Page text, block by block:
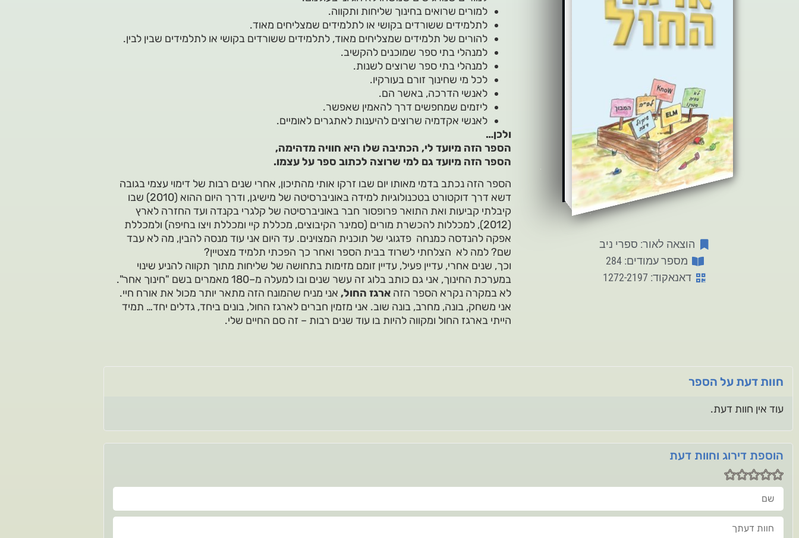
הוצאה לאור: ספרי ניב
מספר עמודים: 284
דאנאקוד: 1272-2197
למורים שרואים בחינוך שליחות ותקווה.
לתלמידים ששורדים בקושי או לתלמידים שמצליחים מאוד.
להורים של תלמידים שמצליחים מאוד, לתלמידים ששורדים בקושי או לתלמידים שבין לבין.
למנהלי בתי ספר שמוכנים להקשיב.
למנהלי בתי ספר שרוצים לשנות.
לכל מי שחינוך זורם בעורקיו.
לאנשי הדרכה, באשר הם.
ליזמים שמחפשים דרך להאמין שאפשר.
לאנשי אקדמיה שרוצים להיענות לאתגרים לאומיים.
ולכן…
הספר הזה מיועד לי, הכתיבה שלו היא חוויה מדהימה,
הספר הזה מיועד גם למי שרוצה לכתוב ספר על עצמו.
הספר הזה נכתב בדמי מאותו יום שבו זרקו אותי מהתיכון, אחרי שנים רבות של דימוי עצמי בגובה
דשא דרך דוקטורט בטכנולוגיות למידה באוניברסיטה של מישיגן, ודרך היום ההוא (2010) שבו
קיבלתי קביעות ואת התואר פרופסור חבר באוניברסיטה של קלגרי בקנדה ועד החזרה לארץ
(2012), למכללות להכשרת מורים (סמינר הקיבוצים, מכללת קיי ומכללת ויצו בחיפה) ולמכללת
אפקה להנדסה כמנחה פדגוגי של תוכנית המצוינים. עד היום אני עוד מנסה להבין, מה לא עבד
שם? למה לא הצלחתי לשרוד בבית הספר ואחר כך הפכתי תלמיד מצטיין?
וכך, שנים אחרי, עדיין פעיל, עדיין זומם מזימות בתחושה של שליחות מתוך תקווה להניע שינוי
במערכת החינוך, אני גם כותב בלוג זה עשר שנים ובו למעלה מ–180 מאמרים בשם "חינוך אחר".
לא במקרה נקרא הספר הזה ארגז החול, אני מניח שהמונח הזה מתאר יותר מכול את אורח חיי.
אני משחק, בונה, מחרב, בונה שוב. אני מזמין חברים לארגז החול, בונים ביחד, גדלים יחד… תמיד
הייתי בארגז החול ומקווה להיות בו עוד שנים רבות – זה סם החיים שלי.
חוות דעת על הספר
עוד אין חוות דעת.
הוספת דירוג וחוות דעת
שם
חוות דעתך